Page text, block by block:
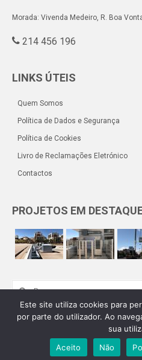
Morada: Vivenda Medeiro, R. Boa
214 456 196
LINKS ÚTEIS
Quem Somos
Política de Dados e Segurança
Política de Cookies
Livro de Reclamações Eletrónico
Contactos
PROJETOS EM
Eduardo Medeiro Lda. ® Todos os
Desenvolvimento e Alojamento:
Este site utiliza cookies para
por parte do utilizador. Ao
sua
Aceito
Não